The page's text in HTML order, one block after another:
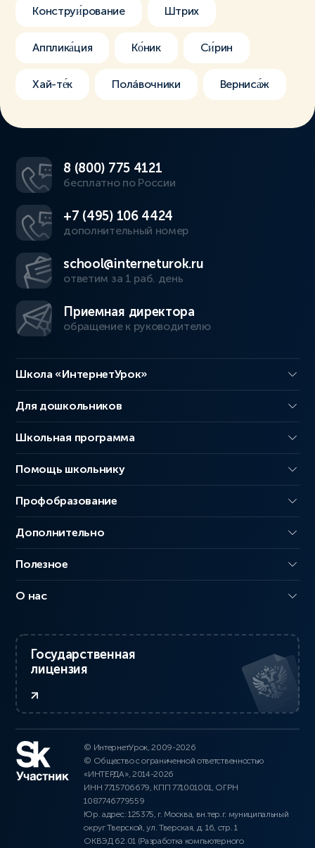
Конструи́рование Штрих
Апплика́ция Ко́ник Си́рин
Хай-те́к Полáвочники Верниса́ж
8 (800) 775 4121
бесплатно по России
+7 (495) 106 4424
дополнительный номер
school@interneturok.ru
ответим за 1 раб. день
Приемная директора
обращение к руководителю
Школа «ИнтернетУрок»
Для дошкольников
Школьная программа
Помощь школьнику
Профобразование
Дополнительно
Полезное
О нас
Государственная
лицензия
© ИнтернетУрок, 2009-2026
© Общество с ограниченной ответственностью
«ИНТЕРДА», 2014-2026
ИНН 7715706679, КПП 771001001, ОГРН
1087746779559
Юр. адрес: 125375, г. Москва, вн.тер.г. муниципальный
округ Тверской, ул. Тверская, д. 16, стр. 1
ОКВЭД 62.01 (Разработка компьютерного